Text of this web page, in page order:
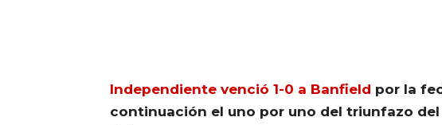
Independiente venció 1-0 a Banfield por la
continuación el uno por uno del triunfazo